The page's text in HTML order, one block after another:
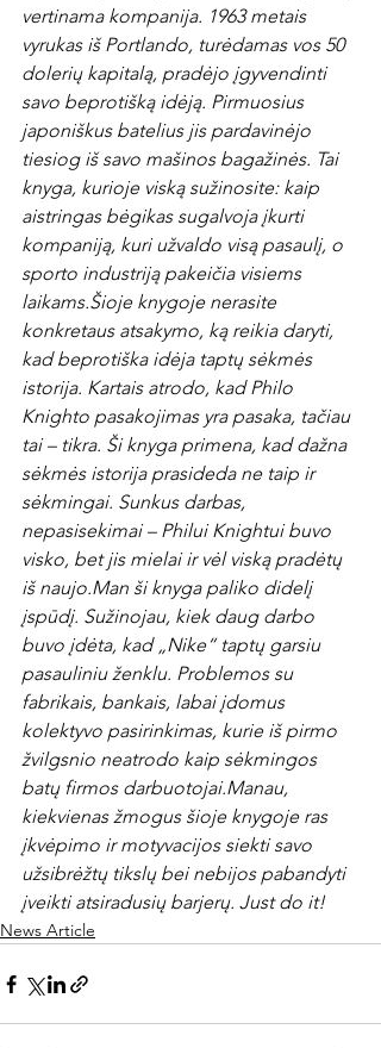
vertinama kompanija. 1963 metais
vyrukas iš Portlando, turėdamas vos 50
dolerių kapitalą, pradėjo įgyvendinti
savo beprotišką idėją. Pirmuosius
japoniškus batelius jis pardavinėjo
tiesiog iš savo mašinos bagažinės. Tai
knyga, kurioje viską sužinosite: kaip
aistringas bėgikas sugalvoja įkurti
kompaniją, kuri užvaldo visą pasaulį, o
sporto industriją pakeičia visiems
laikams.Šioje knygoje nerasite
konkretaus atsakymo, ką reikia daryti,
kad beprotiška idėja taptų sėkmės
istorija. Kartais atrodo, kad Philo
Knighto pasakojimas yra pasaka, tačiau
tai – tikra. Ši knyga primena, kad dažna
sėkmės istorija prasideda ne taip ir
sėkmingai. Sunkus darbas,
nepasisekimai – Philui Knightui buvo
visko, bet jis mielai ir vėl viską pradėtų
iš naujo.Man ši knyga paliko didelį
įspūdį. Sužinojau, kiek daug darbo
buvo įdėta, kad „Nike“ taptų garsiu
pasauliniu ženklu. Problemos su
fabrikais, bankais, labai įdomus
kolektyvo pasirinkimas, kurie iš pirmo
žvilgsnio neatrodo kaip sėkmingos
batų firmos darbuotojai.Manau,
kiekvienas žmogus šioje knygoje ras
įkvėpimo ir motyvacijos siekti savo
užsibrėžtų tikslų bei nebijos pabandyti
įveikti atsiradusių barjerų. Just do it!
News Article